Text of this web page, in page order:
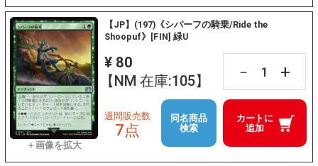
【JP】(197)《シパーフの騎乗/Ride the
Shoopuf》[FIN] 緑U
¥ 80
【NM 在庫:105】
－ +
カートに
追加
週間販売数
7点
同名商品
検索